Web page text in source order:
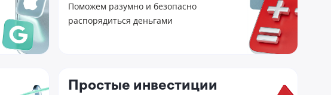
Поможем разумно и безопасно
распорядиться деньгами
Простые инвестиции